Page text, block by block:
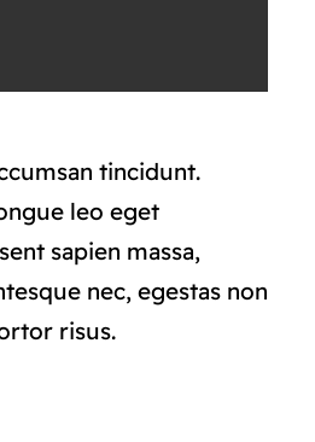
tincidunt.
leo eget
sapien massa,
nec, egestas non
risus.